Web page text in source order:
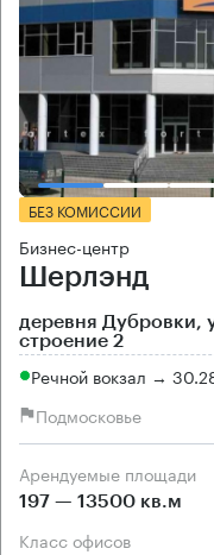
БЕЗ КОМИССИИ
Бизнес-центр
Шерлэнд
деревня Дубровки,
строение 2
Речной вокзал →
Подмосковье
Арендуемые площади
197 — 13500 кв.м
Класс офисов